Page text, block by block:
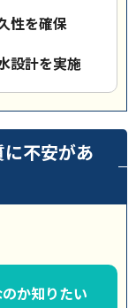
性を確保
設計を実施
不安があ
か知りたい